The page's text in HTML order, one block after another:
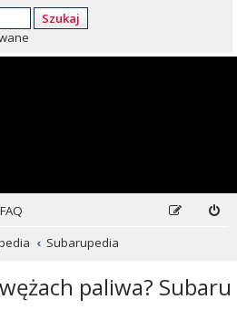
Szukaj
FAQ
Subarupedia
paliwa? Subaru